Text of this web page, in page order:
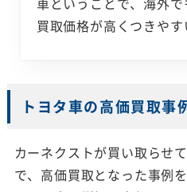
買取価格が高くつきやす
トヨタ車の高価買取事
カーネクストが買い取らせ
で、高価買取となった事例